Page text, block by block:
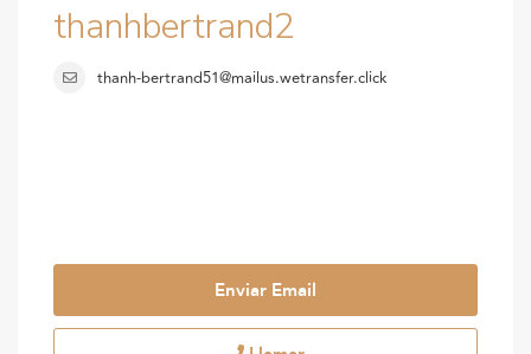
thanhbertrand2
thanh-bertrand51@mailus.wetransfer.click
Enviar Email